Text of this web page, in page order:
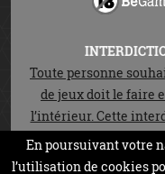
Toute personne
de jeux doit le faire
l’intérieur. Cette
les cercles de jeux et
en vertu de la loi
En poursuivant votre
l’utilisation de cookies